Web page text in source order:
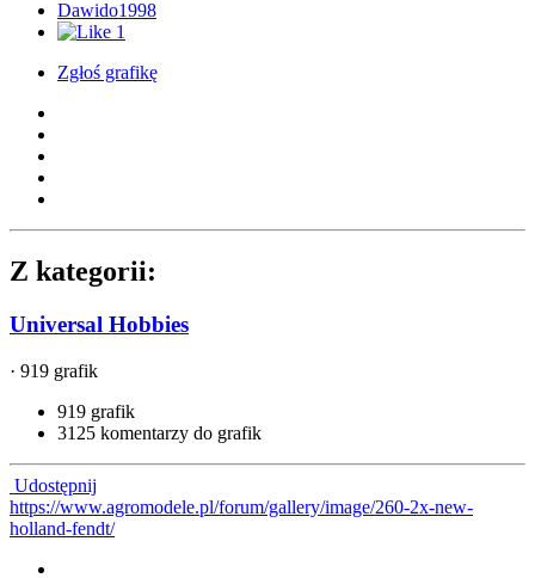
Dawido1998
1
Zgłoś grafikę
Z kategorii:
Universal Hobbies
· 919 grafik
919 grafik
3125 komentarzy do grafik
Udostępnij
https://www.agromodele.pl/forum/gallery/image/260-2x-new-
holland-fendt/